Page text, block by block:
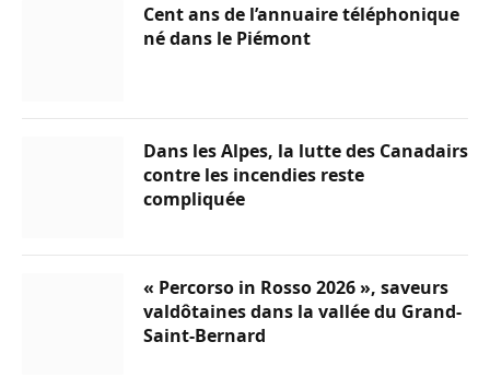
Cent ans de l’annuaire téléphonique
né dans le Piémont
Dans les Alpes, la lutte des Canadairs
contre les incendies reste
compliquée
« Percorso in Rosso 2026 », saveurs
valdôtaines dans la vallée du Grand-
Saint-Bernard